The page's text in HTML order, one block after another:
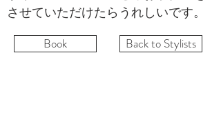
させていただけたらうれしいです。
Book Back to Stylists